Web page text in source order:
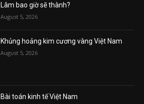
Lâm bao giờ sẽ thành?
August 5, 2026
Khủng hoảng kim cương vàng Việt Nam
August 5, 2026
Bài toán kinh tế Việt Nam